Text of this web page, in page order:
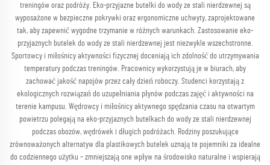
treningów oraz podróży. Eko-przyjazne butelki do wody ze stali nierdzewnej są
wyposażone w bezpieczne pokrywki oraz ergonomiczne uchwyty, zaprojektowane
tak, aby zapewnić wygodne trzymanie w różnych warunkach. Zastosowanie eko-
przyjaznych butelek do wody ze stali nierdzewnej jest niezwykle wszechstronne.
Sportowcy i miłośnicy aktywności fizycznej doceniają ich zdolność do utrzymywania
temperatury podczas treningów. Pracownicy wykorzystują je w biurach, aby
zachować jakość napojów przez cały dzień roboczy. Studenci korzystają z
ekologicznych rozwiązań do uzupełniania płynów podczas zajęć i aktywności na
terenie kampusu. Wędrowcy i miłośnicy aktywnego spędzania czasu na otwartym
powietrzu polegają na eko-przyjaznych butelkach do wody ze stali nierdzewnej
podczas obozów, wędrówek i długich podróżach. Rodziny poszukujące
zrównoważonych alternatyw dla plastikowych butelek uznają te pojemniki za idealne
do codziennego użytku – zmniejszają one wpływ na środowisko naturalne i wspierają